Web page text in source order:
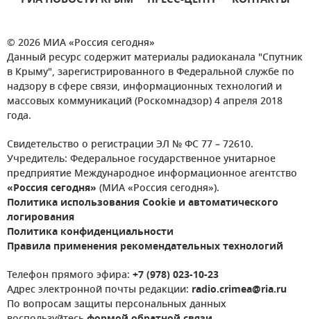
© 2026 МИА «Россия сегодня»
Данный ресурс содержит материалы радиоканала "Спутник
в Крыму", зарегистрированного в Федеральной службе по
надзору в сфере связи, информационных технологий и
массовых коммуникаций (Роскомнадзор) 4 апреля 2018
года.
Свидетельство о регистрации ЭЛ № ФС 77 – 72610.
Учредитель: Федеральное государственное унитарное
предприятие Международное информационное агентство
«Россия сегодня» (МИА «Россия сегодня»).
Политика использования Cookie и автоматического
логирования
Политика конфиденциальности
Правила применения рекомендательных технологий
Телефон прямого эфира: +7 (978) 023-10-23
Адрес электронной почты редакции: radio.crimea@ria.ru
По вопросам защиты персональных данных